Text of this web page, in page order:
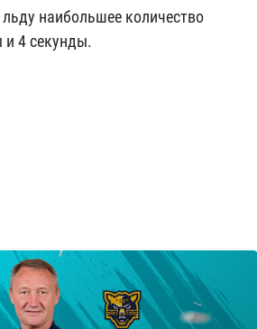
наибольшее количество
и 4 секунды.